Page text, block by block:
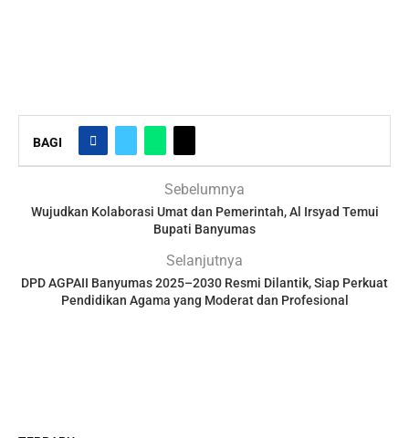
BAGI
Sebelumnya
Wujudkan Kolaborasi Umat dan Pemerintah, Al Irsyad Temui
Bupati Banyumas
Selanjutnya
DPD AGPAII Banyumas 2025–2030 Resmi Dilantik, Siap Perkuat
Pendidikan Agama yang Moderat dan Profesional